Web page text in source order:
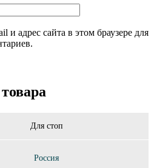
и адрес сайта в этом браузере для
Для стоп
Россия